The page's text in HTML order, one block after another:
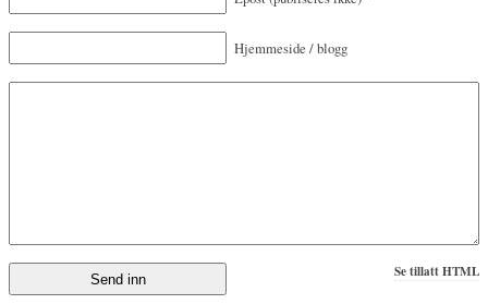
Hjemmeside / blogg
Se tillatt HTML